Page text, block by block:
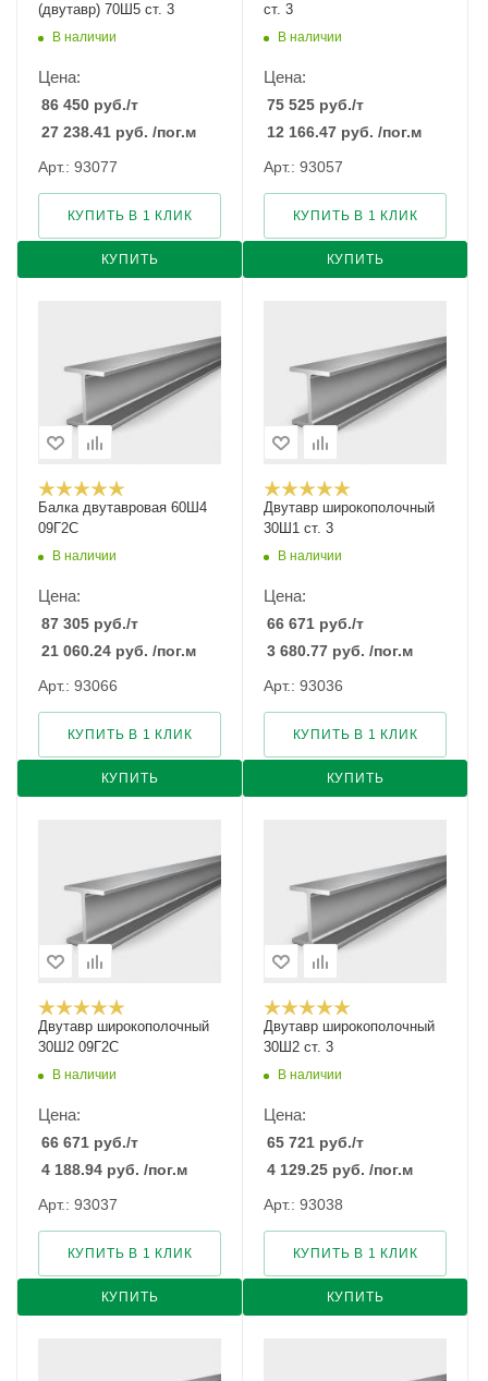
(двутавр) 70Ш5 ст. 3
В наличии
Цена:
86 450 руб./т
27 238.41 руб. /пог.м
Арт.: 93077
КУПИТЬ
КУПИТЬ В 1 КЛИК
ст. 3
В наличии
Цена:
75 525 руб./т
12 166.47 руб. /пог.м
Арт.: 93057
КУПИТЬ
КУПИТЬ В 1 КЛИК
Балка двутавровая 60Ш4
09Г2С
В наличии
Цена:
87 305 руб./т
21 060.24 руб. /пог.м
Арт.: 93066
КУПИТЬ
КУПИТЬ В 1 КЛИК
Двутавр широкополочный
30Ш1 ст. 3
В наличии
Цена:
66 671 руб./т
3 680.77 руб. /пог.м
Арт.: 93036
КУПИТЬ
КУПИТЬ В 1 КЛИК
Двутавр широкополочный
30Ш2 09Г2С
В наличии
Цена:
66 671 руб./т
4 188.94 руб. /пог.м
Арт.: 93037
КУПИТЬ
КУПИТЬ В 1 КЛИК
Двутавр широкополочный
30Ш2 ст. 3
В наличии
Цена:
65 721 руб./т
4 129.25 руб. /пог.м
Арт.: 93038
КУПИТЬ
КУПИТЬ В 1 КЛИК